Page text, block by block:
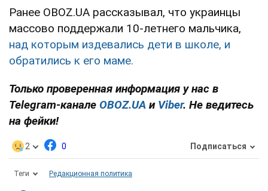
Ранее OBOZ.UA рассказывал, что украинцы
массово поддержали 10-летнего мальчика,
над которым издевались дети в школе, и
обратились к его маме.
Только проверенная информация у нас в
Telegram-канале OBOZ.UA и Viber. Не ведитесь
на фейки!
2 0 Подписаться
Теги Редакционная политика